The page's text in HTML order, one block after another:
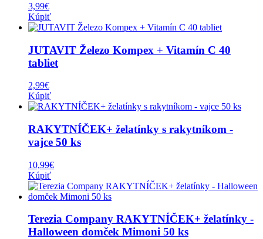
3,99€
Kúpiť
JUTAVIT Železo Kompex + Vitamín C 40
tabliet
2,99€
Kúpiť
RAKYTNÍČEK+ želatínky s rakytníkom -
vajce 50 ks
10,99€
Kúpiť
Terezia Company RAKYTNÍČEK+ želatínky -
Halloween domček Mimoni 50 ks